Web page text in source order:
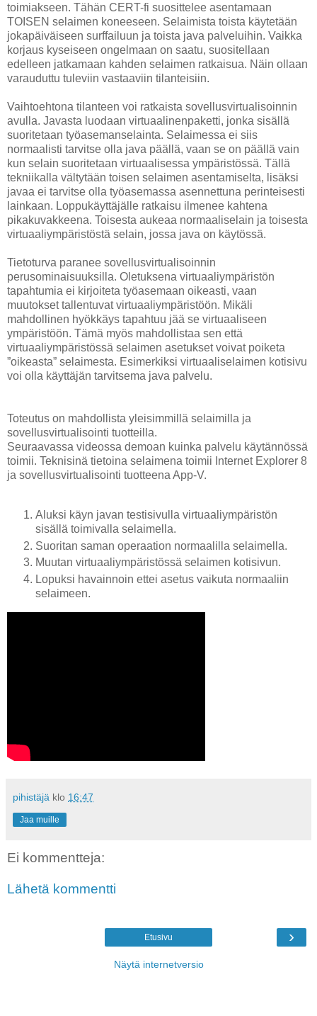
toimiakseen. Tähän CERT-fi suosittelee asentamaan
TOISEN selaimen koneeseen. Selaimista toista käytetään
jokapäiväiseen surffailuun ja toista java palveluihin. Vaikka
korjaus kyseiseen ongelmaan on saatu, suositellaan
edelleen jatkamaan kahden selaimen ratkaisua. Näin ollaan
varauduttu tuleviin vastaaviin tilanteisiin.
Vaihtoehtona tilanteen voi ratkaista sovellusvirtualisoinnin
avulla. Javasta luodaan virtuaalinenpaketti, jonka sisällä
suoritetaan työasemanselainta. Selaimessa ei siis
normaalisti tarvitse olla java päällä, vaan se on päällä vain
kun selain suoritetaan virtuaalisessa ympäristössä. Tällä
tekniikalla vältytään toisen selaimen asentamiselta, lisäksi
javaa ei tarvitse olla työasemassa asennettuna perinteisesti
lainkaan. Loppukäyttäjälle ratkaisu ilmenee kahtena
pikakuvakkeena. Toisesta aukeaa normaaliselain ja toisesta
virtuaaliympäristöstä selain, jossa java on käytössä.
Tietoturva paranee sovellusvirtualisoinnin
perusominaisuuksilla. Oletuksena virtuaaliympäristön
tapahtumia ei kirjoiteta työasemaan oikeasti, vaan
muutokset tallentuvat virtuaaliympäristöön. Mikäli
mahdollinen hyökkäys tapahtuu jää se virtuaaliseen
ympäristöön. Tämä myös mahdollistaa sen että
virtuaaliympäristössä selaimen asetukset voivat poiketa
”oikeasta” selaimesta. Esimerkiksi virtuaaliselaimen kotisivu
voi olla käyttäjän tarvitsema java palvelu.
Toteutus on mahdollista yleisimmillä selaimilla ja
sovellusvirtualisointi tuotteilla.
Seuraavassa videossa demoan kuinka palvelu käytännössä
toimii. Teknisinä tietoina selaimena toimii Internet Explorer 8
ja sovellusvirtualisointi tuotteena App-V.
Aluksi käyn javan testisivulla virtuaaliympäristön
sisällä toimivalla selaimella.
Suoritan saman operaation normaalilla selaimella.
Muutan virtuaaliympäristössä selaimen kotisivun.
Lopuksi havainnoin ettei asetus vaikuta normaaliin
selaimeen.
pihistäjä klo 16:47
Jaa muille
Ei kommentteja:
Lähetä kommentti
›
Etusivu
Näytä internetversio